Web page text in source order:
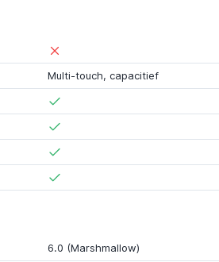
Multi-touch, capacitief
6.0 (Marshmallow)